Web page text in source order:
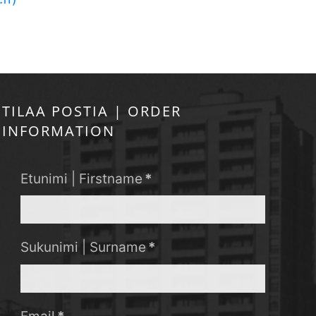
TILAA POSTIA | ORDER
INFORMATION
Etunimi | Firstname *
Sukunimi | Surname *